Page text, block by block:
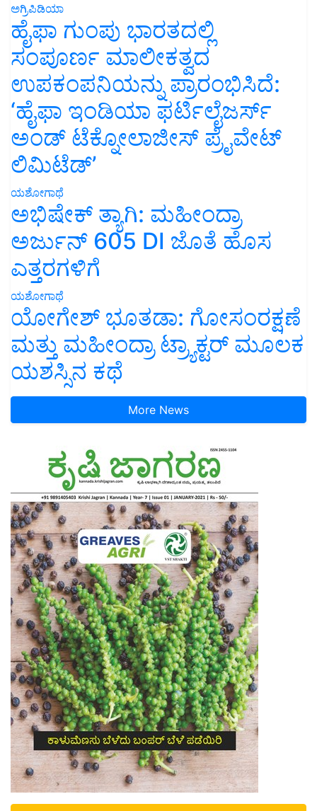
ಅಗ್ರಿಪಿಡಿಯಾ
ಹೈಫಾ ಗುಂಪು ಭಾರತದಲ್ಲಿ
ಸಂಪೂರ್ಣ ಮಾಲೀಕತ್ವದ
ಉಪಕಂಪನಿಯನ್ನು ಪ್ರಾರಂಭಿಸಿದೆ:
‘ಹೈಫಾ ಇಂಡಿಯಾ ಫರ್ಟಿಲೈಜರ್ಸ್
ಅಂಡ್ ಟೆಕ್ನೋಲಾಜೀಸ್ ಪ್ರೈವೇಟ್
ಲಿಮಿಟೆಡ್’
ಯಶೋಗಾಥೆ
ಅಭಿಷೇಕ್ ತ್ಯಾಗಿ: ಮಹೀಂದ್ರಾ
ಅರ್ಜುನ್ 605 DI ಜೊತೆ ಹೊಸ
ಎತ್ತರಗಳಿಗೆ
ಯಶೋಗಾಥೆ
ಯೋಗೇಶ್ ಭೂತಡಾ: ಗೋಸಂರಕ್ಷಣೆ
ಮತ್ತು ಮಹೀಂದ್ರಾ ಟ್ರ್ಯಾಕ್ಟರ್ ಮೂಲಕ
ಯಶಸ್ಸಿನ ಕಥೆ
More News